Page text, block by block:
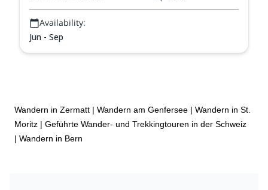
Region in einem komprimierten, aber unvergesslichen
Abenteuer zu erleben.
Availability:
Jun - Sep
Wandern in Zermatt | Wandern am Genfersee | Wandern in St.
Moritz | Geführte Wander- und Trekkingtouren in der Schweiz
| Wandern in Bern